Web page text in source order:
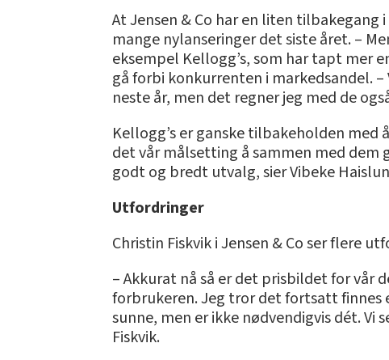
At Jensen & Co har en liten
mange nylanseringer det siste året. –
eksempel Kellogg’s, som har tapt mer
gå forbi konkurrenten i markedsandel.
neste år, men det regner jeg med de
Kellogg’s er ganske tilbakeholden
det vår målsetting å sammen med
godt og bredt utvalg, sier Vibeke
Utfordringer
Christin Fiskvik i Jensen & Co ser flere
– Akkurat nå så er det prisbildet for vår
forbrukeren. Jeg tror det fortsatt finnes
sunne, men er ikke nødvendigvis dét.
Fiskvik.